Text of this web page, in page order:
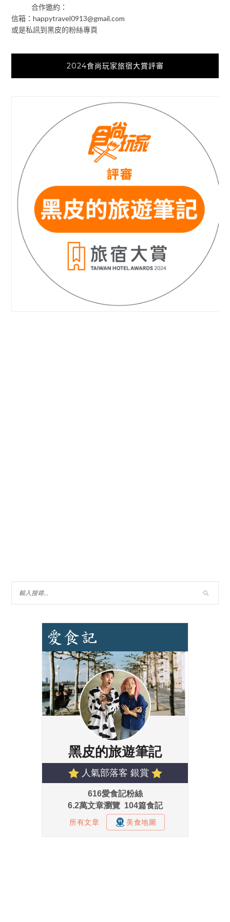
合作邀約：
信箱：happytravel0913@gmail.com
或是私訊到黑皮的粉絲專頁
2024食尚玩家旅宿大賞評審